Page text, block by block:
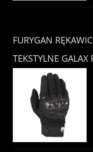
FURYGAN
TEKSTYLNE GALAX